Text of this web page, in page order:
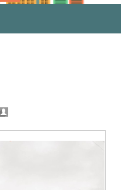
Введите ваш поисковый